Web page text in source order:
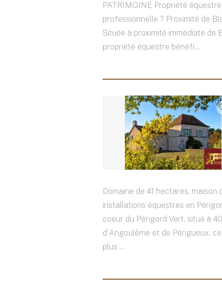
PATRIMOINE Propriété équestre
professionnelle ? Proximité de
Située à proximité immédiate de
propriété équestre bénéfi...
Domaine de 41 hectares, maison
installations équestres en
coeur du Périgord Vert, situé à
d'Angoulême et de Périgueux,
plus ...